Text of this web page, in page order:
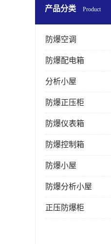
产品分类 Product
防爆空调
防爆配电箱
分析小屋
防爆正压柜
防爆仪表箱
防爆控制箱
防爆小屋
防爆分析小屋
正压防爆柜